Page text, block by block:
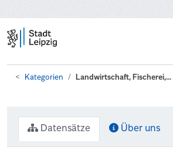
Kategorien Landwirtschaft, Fischerei,...
Datensätze Über uns